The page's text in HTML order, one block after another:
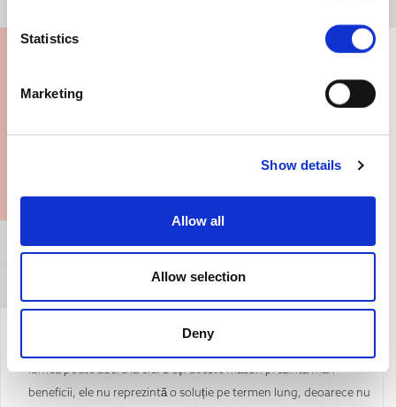
Statistics
Marketing
Show details
Allow all
Allow selection
Deny
Contra-argumentarea acestui argument
lumea poate adera la ele. Deși aceste măsuri prezintă mari
beneficii, ele nu reprezintă o soluție pe termen lung, deoarece nu